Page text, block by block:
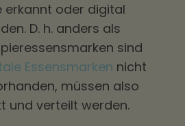
erkannt oder digital
D. h. anders als
sind
Essensmarken nicht
müssen also
und verteilt werden.